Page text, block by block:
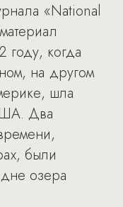
«National
году, когда
на другом
шла
Два
были
озера